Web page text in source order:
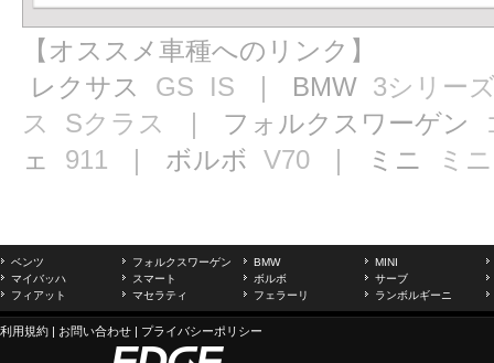
【オススメ車種へのリンク】
レクサス GS IS ｜ BMW 3シリー
ス
Sクラス ｜ フォルクスワーゲン
ェ 911 ｜ ボルボ V70 ｜ ミニ ミニ
ベンツ フォルクスワーゲン BMW
MINI
マイバッハ
スマート ボルボ
サーブ
フィアット
マセラティ フェラーリ ランボルギーニ
利用規約 | お問い合わせ | プライバシーポリシー